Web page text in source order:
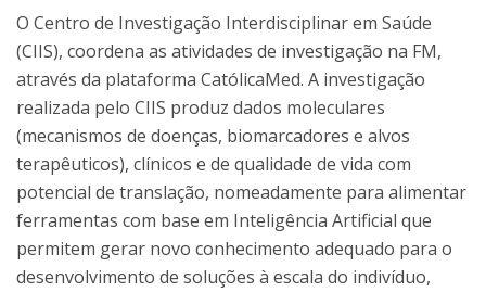
O Centro de Investigação Interdisciplinar em Saúde
(CIIS), coordena as atividades de investigação na FM,
através da plataforma CatólicaMed. A investigação
realizada pelo CIIS produz dados moleculares
(mecanismos de doenças, biomarcadores e alvos
terapêuticos), clínicos e de qualidade de vida com
potencial de translação, nomeadamente para alimentar
ferramentas com base em Inteligência Artificial que
permitem gerar novo conhecimento adequado para o
desenvolvimento de soluções à escala do indivíduo,